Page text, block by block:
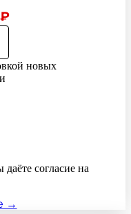
₽
новых
согласие на
→